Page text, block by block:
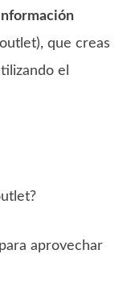
que creas
el
aprovechar